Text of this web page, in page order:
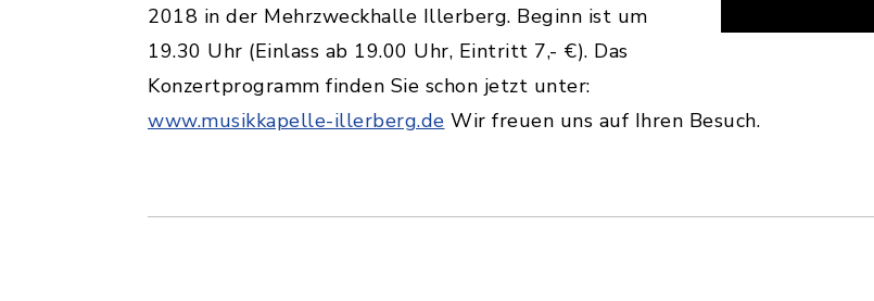
2018 in der Mehrzweckhalle Illerberg. Beginn ist um
19.30 Uhr (Einlass ab 19.00 Uhr, Eintritt 7,- €). Das
Konzertprogramm finden Sie schon jetzt unter:
www.musikkapelle-illerberg.de Wir freuen uns auf Ihren Besuch.